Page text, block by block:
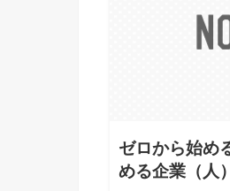
ゼロから始め
める企業（人